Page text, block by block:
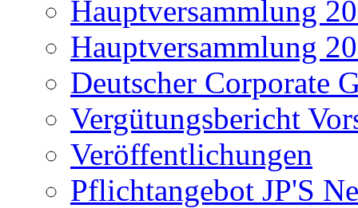
Hauptversammlung
Hauptversammlung
Deutscher Corporate
Vergütungsbericht
Veröffentlichungen
Pflichtangebot JP'S